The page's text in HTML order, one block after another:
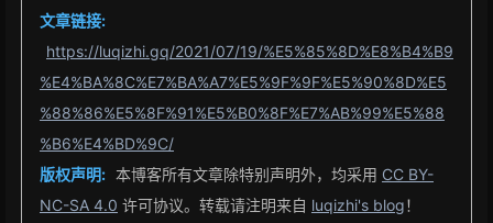
文章链接:
https://luqizhi.gq/2021/07/19/%E5%85%8D%E8%B4%B9
%E4%BA%8C%E7%BA%A7%E5%9F%9F%E5%90%8D%E5
%88%86%E5%8F%91%E5%B0%8F%E7%AB%99%E5%88
%B6%E4%BD%9C/
版权声明: 本博客所有文章除特别声明外，均采用 CC BY-
NC-SA 4.0 许可协议。转载请注明来自 luqizhi's blog！